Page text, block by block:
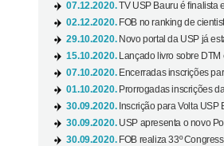
07.12.2020.TV USP Bauru é finalista
02.12.2020. FOB no ranking de
29.10.2020. Novo portal da USP já
15.10.2020.
Lançado livro sobre
07.10.2020. Encerradas inscrições
01.10.2020. Prorrogadas inscrições
30.09.2020. Inscrição para Volta USP
30.09.2020. USP apresenta o novo
30.09.2020. FOB realiza 33º